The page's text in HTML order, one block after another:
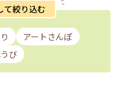
て絞り込む
アートさんぽ
び